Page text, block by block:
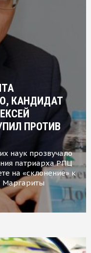
КАНДИДАТ
ПРОТИВ
наук прозвучало
патриарха РПЦ
на «склонение» к
Маргариты